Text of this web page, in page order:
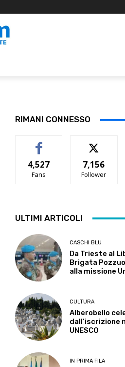
RIMANI CONNESSO
4,527
Fans
7,156
Follower
ULTIMI ARTICOLI
CASCHI BLU
Da Trieste al
Brigata
alla missione
CULTURA
Alberobello
dall’iscrizione
UNESCO
IN PRIMA FILA